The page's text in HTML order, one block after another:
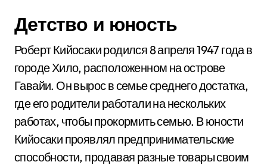
Детство и юность
Роберт Кийосаки родился 8 апреля 1947 года в
городе Хило, расположенном на острове
Гавайи. Он вырос в семье среднего достатка,
где его родители работали на нескольких
работах, чтобы прокормить семью. В юности
Кийосаки проявлял предпринимательские
способности, продавая разные товары своим